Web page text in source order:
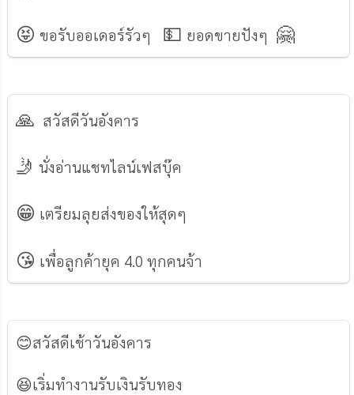
😝 ขอรับออเดอร์รัวๆ 💵 ยอดขายปังๆ 🤗
🙏 สวัสดีวันอังคาร
🤳 นั่งอ่านแชทไลน์เฟสบุ๊ค
😁 เตรียมลุยส่งของให้สุดๆ
😘 เพื่อลูกค้ายุค 4.0 ทุกคนจ้า
😊สวัสดีเช้าวันอังคาร
😆เริ่มทำงานรับเงินรับทอง